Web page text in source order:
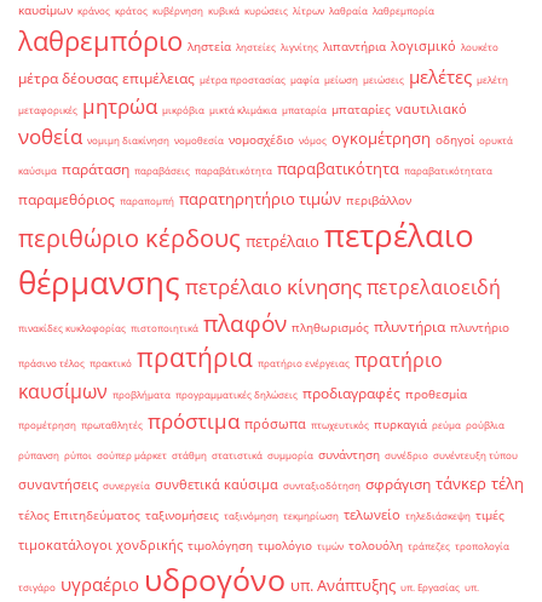
καυσίμων κράνος κράτος κυβέρνηση κυβικά κυρώσεις λίτρων λαθραία λαθρεμπορία
λαθρεμπόριο ληστεία ληστείες λιγνίτης λιπαντήρια λογισμικό λουκέτο
μέτρα δέουσας επιμέλειας μέτρα προστασίας μαφία μείωση μειώσεις μελέτες μελέτη
μεταφορικές μητρώα μικρόβια μικτά κλιμάκια μπαταρία μπαταρίες ναυτιλιακό
νοθεία νομιμη διακίνηση νομοθεσία νομοσχέδιο νόμος ογκομέτρηση οδηγοί ορυκτά
καύσιμα παράταση παραβάσεις παραβάτικότητα παραβατικότητα παραβατικότητατα
παραμεθόριος παραπομπή παρατηρητήριο τιμών περιβάλλον
περιθώριο κέρδους πετρέλαιο πετρέλαιο
θέρμανσης πετρέλαιο κίνησηςπετρελαιοειδή
πινακίδες κυκλοφορίας πιστοποιητικά πλαφόν πληθωρισμός πλυντήρια πλυντήριο
πράσινο τέλος πρακτικό πρατήρια πρατήριο ενέργειας πρατήριο
καυσίμων προβλήματα προγραμματικές δηλώσεις προδιαγραφές προθεσμία
προμέτρηση πρωταθλητές πρόστιμα πρόσωπα πτωχευτικός πυρκαγιά ρεύμα ρούβλια
ρύπανση ρύποι σούπερ μάρκετ στάθμη στατιστικά συμμορία συνάντηση συνέδριο συνέντευξη τύπου
συναντήσεις συνεργεία συνθετικά καύσιμα συνταξιοδότηση σφράγιση τάνκερ τέλη
τέλος Επιτηδεύματος ταξινομήσεις ταξινόμηση τεκμηρίωση τελωνείο τηλεδιάσκεψη τιμές
τιμοκατάλογοι χονδρικής τιμολόγηση τιμολόγιο τιμών τολουόλη τράπεζες τροπολογία
τσιγάρο υγραέριο υδρογόνο υπ. Ανάπτυξης υπ. Εργασίας υπ.